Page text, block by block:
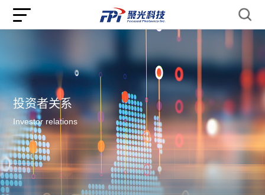
投资者关系
Investor relations